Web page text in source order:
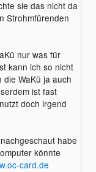
sie das nicht da
Strohmfürenden
nur was für
kann ich so nicht
WaKü ja auch
ist fast
doch irgend
habe
könnte
card.de